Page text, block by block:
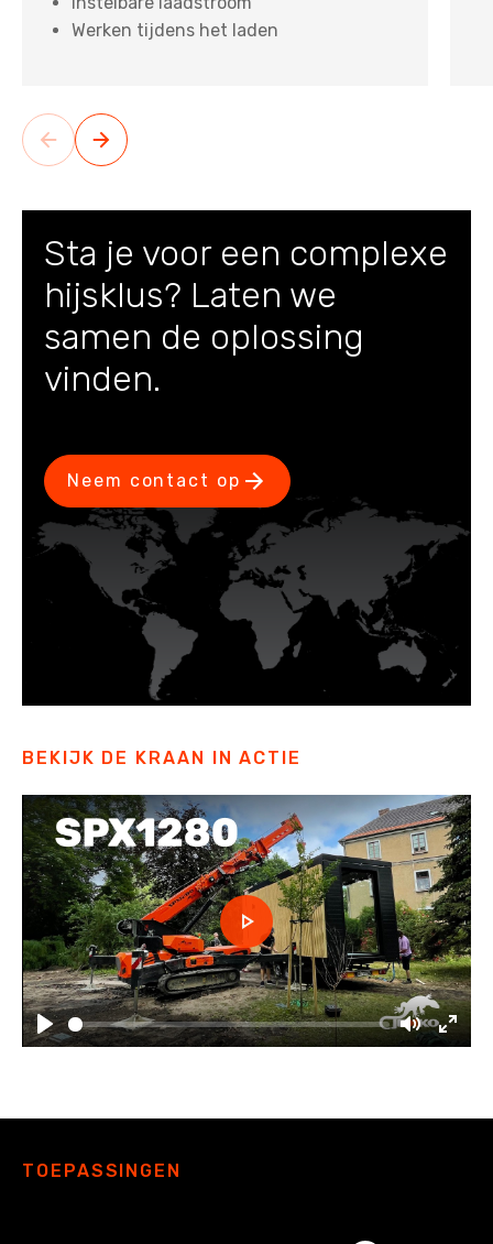
Werken tijdens het laden
Sta je voor een complexe
hijsklus? Laten we
samen de oplossing
vinden.
Neem contact op
BEKIJK DE KRAAN IN ACTIE
Play MuteEnter
Play
TOEPASSINGEN